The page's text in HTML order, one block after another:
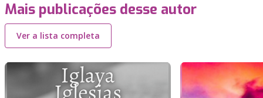
Mais publicações desse autor
Ver a lista completa